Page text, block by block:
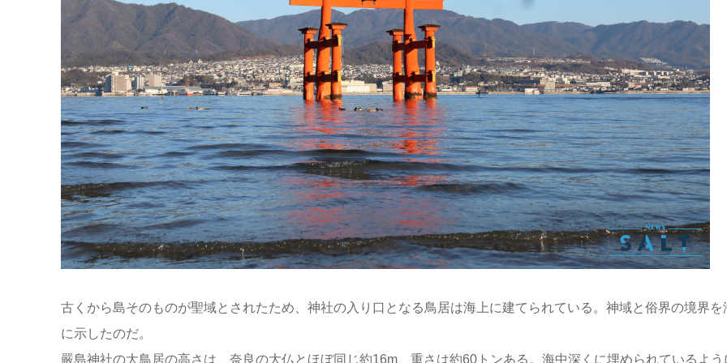
古くから島そのものが聖域とされたため、神社の入り口となる鳥居は海上に建てられている。神域と俗界の境界を
に示したのだ。
嚴島神社の大鳥居の高さは、奈良の大仏とほぼ同じ約16m、重さは約60トンある。海中深くに埋められているよう